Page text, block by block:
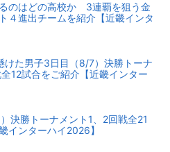
のはどの高校か 3連覇を狙う金
４進出チームを紹介【近畿インタ
けた男子3日目（8/7）決勝トーナ
12試合をご紹介【近畿インター
決勝トーナメント1、2回戦全21
インターハイ2026】